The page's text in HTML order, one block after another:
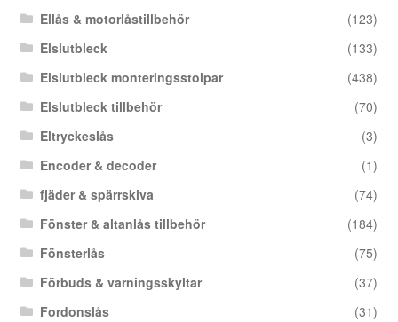
Ellås & motorlåstillbehör
(123)
Elslutbleck
(133)
Elslutbleck monteringsstolpar
(438)
Elslutbleck tillbehör
(70)
Eltryckeslås
(3)
Encoder & decoder
(1)
fjäder & spärrskiva
(74)
Fönster & altanlås tillbehör
(184)
Fönsterlås
(75)
Förbuds & varningsskyltar
(37)
Fordonslås
(31)